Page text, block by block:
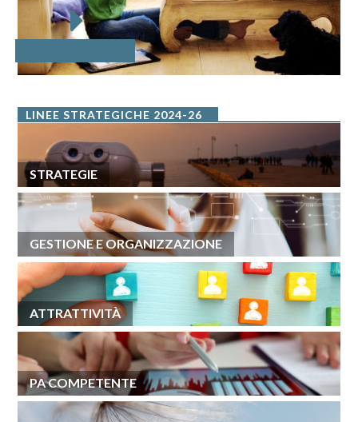
LINEE STRATEGICHE 2024-26
STRATEGIE
GESTIONE E ORGANIZZAZIONE
ATTRATTIVITÀ
PA COMPETENTE